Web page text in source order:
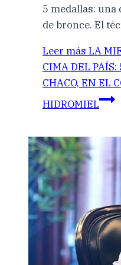
5 medallas: una
de bronce. El
Leer más LA
CIMA DEL PAÍS:
CHACO, EN EL
HIDROMIEL